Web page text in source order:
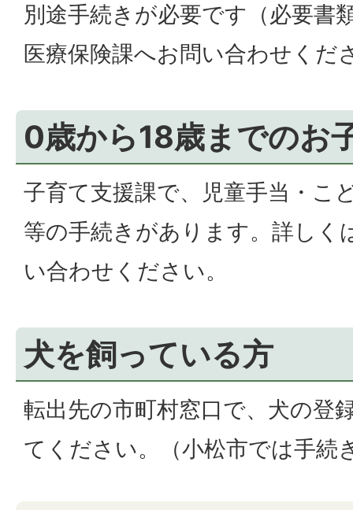
別途手続きが必要です（必要書
医療保険課へお問い合わせくだ
0歳から18歳までのお
子育て支援課で、児童手当・こ
等の手続きがあります。詳しく
い合わせください。
犬を飼っている方
転出先の市町村窓口で、犬の登
てください。（小松市では手続